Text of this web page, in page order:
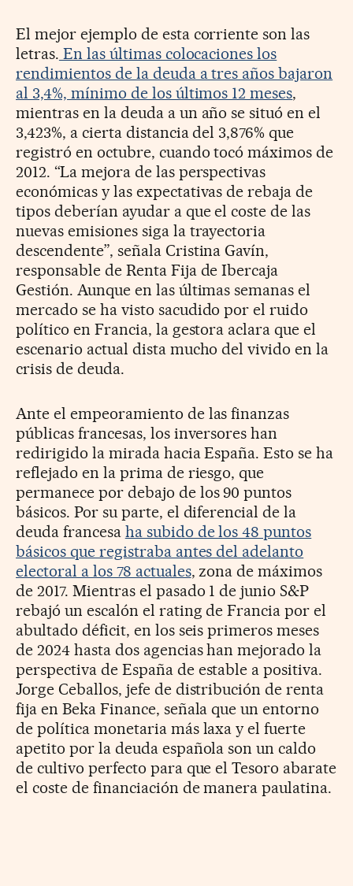
El mejor ejemplo de esta corriente son las
letras. En las últimas colocaciones los
rendimientos de la deuda a tres años bajaron
al 3,4%, mínimo de los últimos 12 meses,
mientras en la deuda a un año se situó en el
3,423%, a cierta distancia del 3,876% que
registró en octubre, cuando tocó máximos de
2012. “La mejora de las perspectivas
económicas y las expectativas de rebaja de
tipos deberían ayudar a que el coste de las
nuevas emisiones siga la trayectoria
descendente”, señala Cristina Gavín,
responsable de Renta Fija de Ibercaja
Gestión. Aunque en las últimas semanas el
mercado se ha visto sacudido por el ruido
político en Francia, la gestora aclara que el
escenario actual dista mucho del vivido en la
crisis de deuda.
Ante el empeoramiento de las finanzas
públicas francesas, los inversores han
redirigido la mirada hacia España. Esto se ha
reflejado en la prima de riesgo, que
permanece por debajo de los 90 puntos
básicos. Por su parte, el diferencial de la
deuda francesa ha subido de los 48 puntos
básicos que registraba antes del adelanto
electoral a los 78 actuales, zona de máximos
de 2017. Mientras el pasado 1 de junio S&P
rebajó un escalón el rating de Francia por el
abultado déficit, en los seis primeros meses
de 2024 hasta dos agencias han mejorado la
perspectiva de España de estable a positiva.
Jorge Ceballos, jefe de distribución de renta
fija en Beka Finance, señala que un entorno
de política monetaria más laxa y el fuerte
apetito por la deuda española son un caldo
de cultivo perfecto para que el Tesoro abarate
el coste de financiación de manera paulatina.